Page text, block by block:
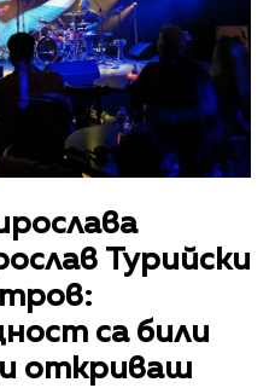
Турийски
са били
откриваш